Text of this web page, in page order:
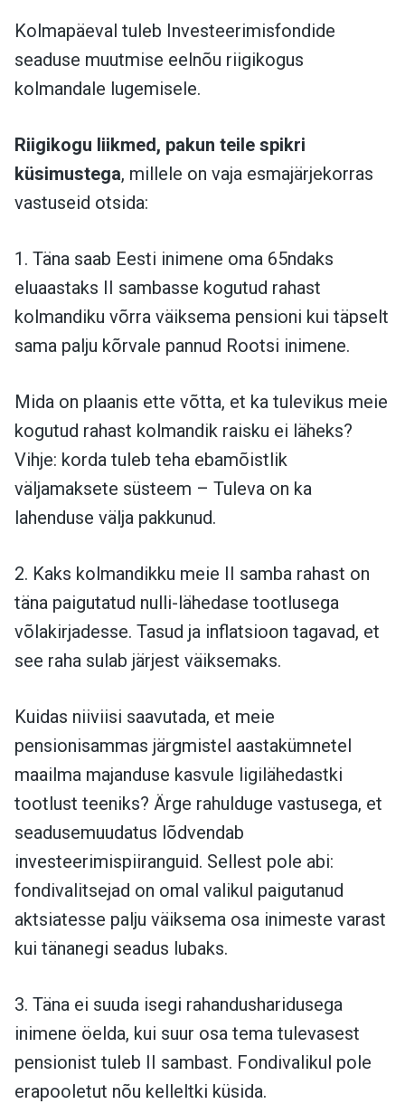
Kolmapäeval tuleb Investeerimisfondide
seaduse muutmise eelnõu riigikogus
kolmandale lugemisele.
Riigikogu liikmed, pakun teile spikri
küsimustega, millele on vaja esmajärjekorras
vastuseid otsida:
1. Täna saab Eesti inimene oma 65ndaks
eluaastaks II sambasse kogutud rahast
kolmandiku võrra väiksema pensioni kui täpselt
sama palju kõrvale pannud Rootsi inimene.
Mida on plaanis ette võtta, et ka tulevikus meie
kogutud rahast kolmandik raisku ei läheks?
Vihje: korda tuleb teha ebamõistlik
väljamaksete süsteem – Tuleva on ka
lahenduse välja pakkunud.
2. Kaks kolmandikku meie II samba rahast on
täna paigutatud nulli-lähedase tootlusega
võlakirjadesse. Tasud ja inflatsioon tagavad, et
see raha sulab järjest väiksemaks.
Kuidas niiviisi saavutada, et meie
pensionisammas järgmistel aastakümnetel
maailma majanduse kasvule ligilähedastki
tootlust teeniks? Ärge rahulduge vastusega, et
seadusemuudatus lõdvendab
investeerimispiiranguid. Sellest pole abi:
fondivalitsejad on omal valikul paigutanud
aktsiatesse palju väiksema osa inimeste varast
kui tänanegi seadus lubaks.
3. Täna ei suuda isegi rahandusharidusega
inimene öelda, kui suur osa tema tulevasest
pensionist tuleb II sambast. Fondivalikul pole
erapooletut nõu kelleltki küsida.